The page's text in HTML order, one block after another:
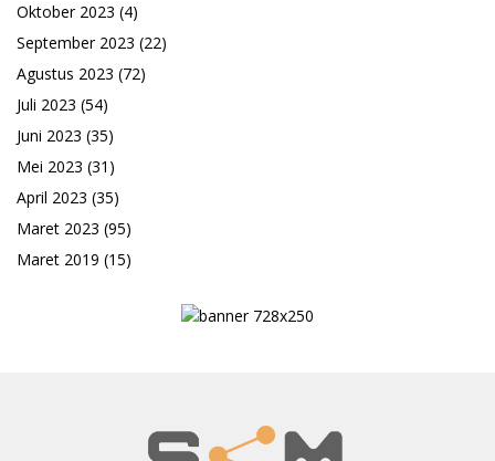
Oktober 2023 (4)
September 2023 (22)
Agustus 2023 (72)
Juli 2023 (54)
Juni 2023 (35)
Mei 2023 (31)
April 2023 (35)
Maret 2023 (95)
Maret 2019 (15)